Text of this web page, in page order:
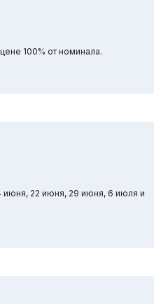
100% от номинала.
22 июня, 29 июня, 6 июля и